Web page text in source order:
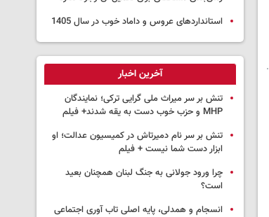
استانداردهای عروس و داماد خوب در سال 1405
آخرین اخبار
تنش بر سر میراث ملی گرایی ترکی؛ نمایندگان
MHP و حزب خوب دست به یقه شدند+ فیلم
تنش بر سر نام دمیرتاش در کمیسیون عدالت؛ او
ابزار دست شما نیست + فیلم
چرا ورود جولانی به جنگ لبنان همچنان بعید
است؟
انسجام و همدلی، پایه اصلی تاب آوری اجتماعی